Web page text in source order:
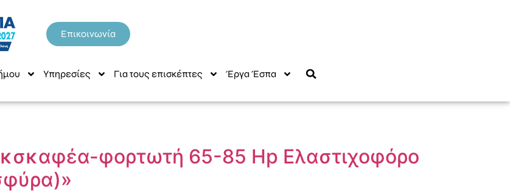
Επικοινωνία
Υπηρεσίες Για τους επισκέπτες Έργα Έσπα
φορτωτή 65-85 Hp Ελαστιχοφόρο